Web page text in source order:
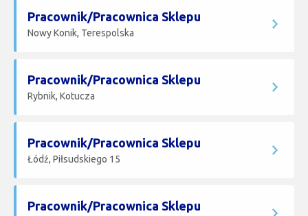
Pracownik/Pracownica Sklepu
Nowy Konik, Terespolska
Pracownik/Pracownica Sklepu
Rybnik, Kotucza
Pracownik/Pracownica Sklepu
Łódź, Piłsudskiego 15
Pracownik/Pracownica Sklepu